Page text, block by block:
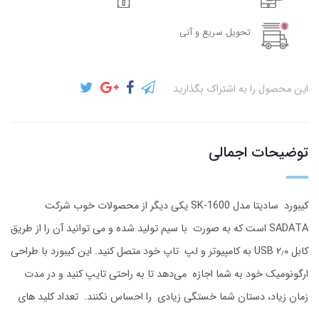
تحویل سریع و آنی
این محصول را به اشتراک بگذارید
توضیحات اجمالی
کیبورد سادیتا مدل SK-1600 یکی دیگر از محصولات خوب شرکت
SADATA است که به صورت با سیم تولید شده و می توانید آن را از طریق
کابل ۲٫۰ USB به کامپیوتر و لپ تاپ خود متصل کنید. این کیبورد با طراحی
ارگونومیک خود به شما اجازه می‌دهد تا به راحتی تایپ کنید و در مدت
زمان زیاد، دستان شما خستگی زیادی را احساس نکنند. تعداد کلید های